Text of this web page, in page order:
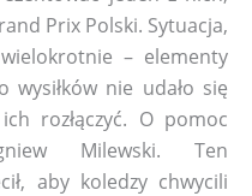
Prix Polski. Sytuacja,
– elementy
wysiłków nie udało się
rozłączyć. O pomoc
Milewski. Ten
aby koledzy chwycili